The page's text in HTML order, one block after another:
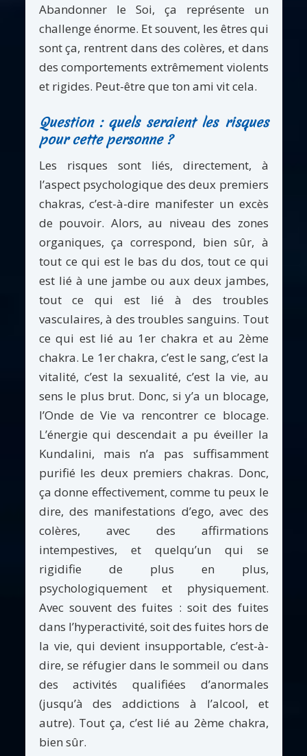
Abandonner le Soi, ça représente un
challenge énorme. Et souvent, les êtres qui
sont ça, rentrent dans des colères, et dans
des comportements extrêmement violents
et rigides. Peut-être que ton ami vit cela.
Question : quels seraient les risques
pour cette personne ?
Les risques sont liés, directement, à
l’aspect psychologique des deux premiers
chakras, c’est-à-dire manifester un excès
de pouvoir. Alors, au niveau des zones
organiques, ça correspond, bien sûr, à
tout ce qui est le bas du dos, tout ce qui
est lié à une jambe ou aux deux jambes,
tout ce qui est lié à des troubles
vasculaires, à des troubles sanguins. Tout
ce qui est lié au 1er chakra et au 2ème
chakra. Le 1er chakra, c’est le sang, c’est la
vitalité, c’est la sexualité, c’est la vie, au
sens le plus brut. Donc, si y’a un blocage,
l’Onde de Vie va rencontrer ce blocage.
L’énergie qui descendait a pu éveiller la
Kundalini, mais n’a pas suffisamment
purifié les deux premiers chakras. Donc,
ça donne effectivement, comme tu peux le
dire, des manifestations d’ego, avec des
colères, avec des affirmations
intempestives, et quelqu’un qui se
rigidifie de plus en plus,
psychologiquement et physiquement.
Avec souvent des fuites : soit des fuites
dans l’hyperactivité, soit des fuites hors de
la vie, qui devient insupportable, c’est-à-
dire, se réfugier dans le sommeil ou dans
des activités qualifiées d’anormales
(jusqu’à des addictions à l’alcool, et
autre). Tout ça, c’est lié au 2ème chakra,
bien sûr.